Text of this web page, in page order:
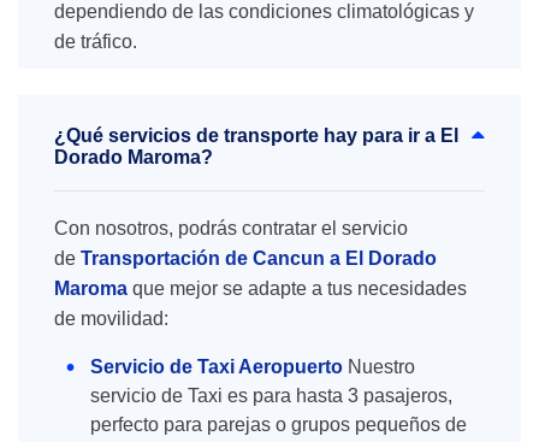
dependiendo de las condiciones climatológicas y
de tráfico.
¿Qué servicios de transporte hay para ir a El
Dorado Maroma?
Con nosotros, podrás contratar el servicio
de Transportación de Cancun a El Dorado
Maroma que mejor se adapte a tus necesidades
de movilidad:
Servicio de Taxi Aeropuerto Nuestro
servicio de Taxi es para hasta 3 pasajeros,
perfecto para parejas o grupos pequeños de